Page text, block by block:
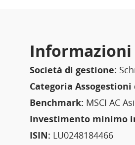
Società di gestione:
Categoria Assogestioni
Benchmark: MSCI AC
Investimento minimo
ISIN: LU0248184466